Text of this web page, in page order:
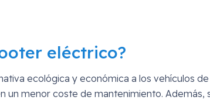
eléctrico?
ecológica y económica a los vehículos
un menor coste de mantenimiento.